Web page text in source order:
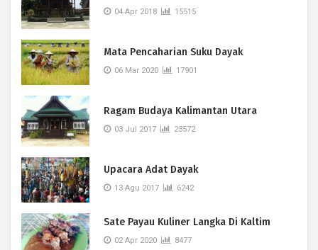
04 Apr 2018 15515
Mata Pencaharian Suku Dayak
06 Mar 2020 17901
Ragam Budaya Kalimantan Utara
03 Jul 2017 23572
Upacara Adat Dayak
13 Agu 2017 6242
Sate Payau Kuliner Langka Di Kaltim
02 Apr 2020 8477